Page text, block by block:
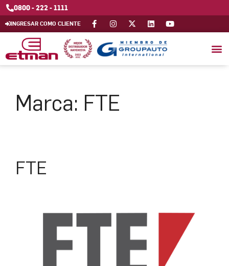
0800 - 222 - 1111
INGRESAR COMO CLIENTE
Marca: FTE
FTE